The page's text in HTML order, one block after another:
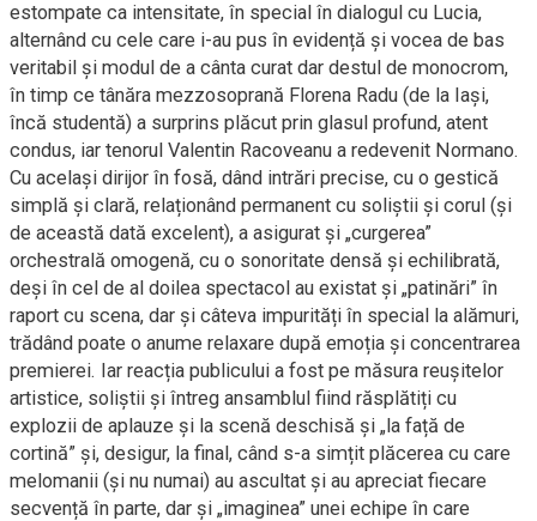
estompate ca intensitate, în special în dialogul cu Lucia,
alternând cu cele care i-au pus în evidență și vocea de bas
veritabil și modul de a cânta curat dar destul de monocrom,
în timp ce tânăra mezzosoprană Florena Radu (de la Iași,
încă studentă) a surprins plăcut prin glasul profund, atent
condus, iar tenorul Valentin Racoveanu a redevenit Normano.
Cu același dirijor în fosă, dând intrări precise, cu o gestică
simplă și clară, relaționând permanent cu soliștii și corul (și
de această dată excelent), a asigurat și „curgerea”
orchestrală omogenă, cu o sonoritate densă și echilibrată,
deși în cel de al doilea spectacol au existat și „patinări” în
raport cu scena, dar și câteva impurități în special la alămuri,
trădând poate o anume relaxare după emoția și concentrarea
premierei. Iar reacția publicului a fost pe măsura reușitelor
artistice, soliștii și întreg ansamblul fiind răsplătiți cu
explozii de aplauze și la scenă deschisă și „la față de
cortină” și, desigur, la final, când s-a simțit plăcerea cu care
melomanii (și nu numai) au ascultat și au apreciat fiecare
secvență în parte, dar și „imaginea” unei echipe în care